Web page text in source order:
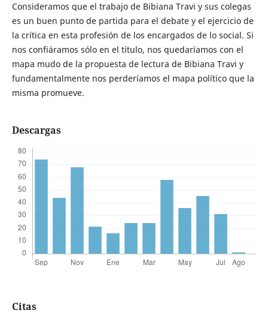
Consideramos que el trabajo de Bibiana Travi y sus colegas
es un buen punto de partida para el debate y el ejercicio de
la crítica en esta profesión de los encargados de lo social. Si
nos confiáramos sólo en el título, nos quedaríamos con el
mapa mudo de la propuesta de lectura de Bibiana Travi y
fundamentalmente nos perderíamos el mapa político que la
misma promueve.
Descargas
Citas